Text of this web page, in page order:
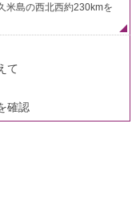
米島の西北西約230kmを
て
確認